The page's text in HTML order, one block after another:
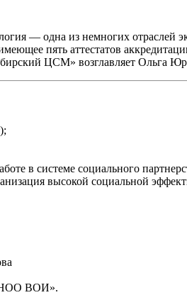
— одна из немногих отраслей
пять аттестатов
ЦСМ» возглавляет Ольга
в системе социального
высокой социальной
НОО ВОИ».